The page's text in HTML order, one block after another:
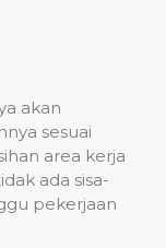
akan
sesuai
area kerja
ada sisa-
pekerjaan